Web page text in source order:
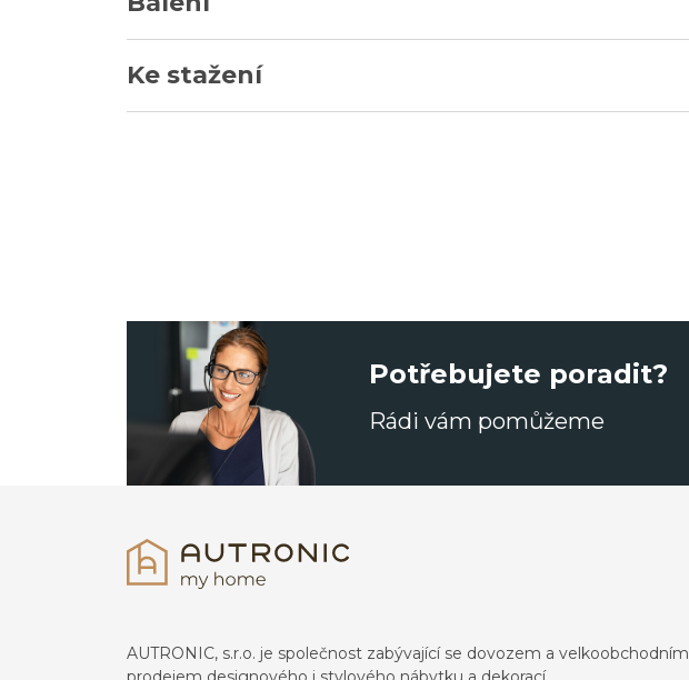
Ke stažení
Potřebujete poradit?
Rádi vám pomůžeme
AUTRONIC, s.r.o. je společnost zabývající se dovozem a velkoobchodním